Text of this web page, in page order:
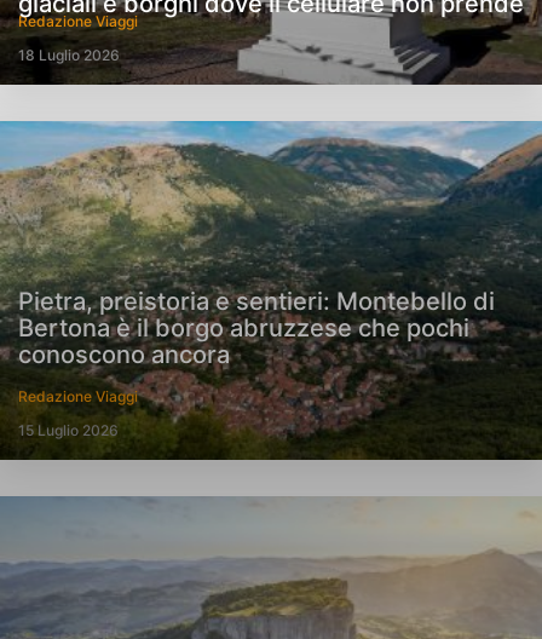
Redazione Viaggi
18 Luglio 2026
Pietra, preistoria e sentieri: Montebello di
Bertona è il borgo abruzzese che pochi
conoscono ancora
Redazione Viaggi
15 Luglio 2026